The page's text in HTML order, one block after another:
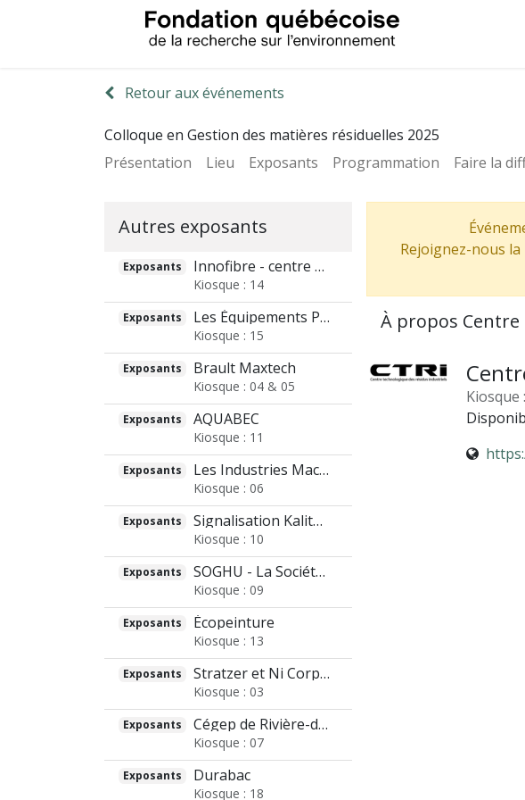
Retour aux événements
Colloque en Gestion des matières résiduelles 2025
Présentation
Lieu Exposants Programmation Faire la
Autres exposants
Exposants Innofibre - centre d'innovation des produits cellulosiques
Kiosque : 14
Exposants Les Équipements Polychem inc.
Kiosque : 15
Exposants Brault Maxtech
Kiosque : 04 & 05
Exposants AQUABEC
Kiosque : 11
Exposants Les Industries Machinex Inc.
Kiosque : 06
Exposants Signalisation Kalitec inc.
Kiosque : 10
Exposants SOGHU - La Société de gestion des huiles usagées
Kiosque : 09
Exposants Écopeinture
Kiosque : 13
Exposants Stratzer et Ni Corporation
Kiosque : 03
Exposants Cégep de Rivière-du-Loup
Kiosque : 07
Exposants Durabac
Kiosque : 18
Rejoignez-nous
À propos
Kiosque